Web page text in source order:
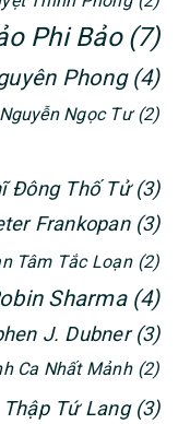
Phi Bảo (7)
Phong (4)
Nguyễn Ngọc Tư (2)
Đông Thố Tử (3)
Frankopan (3)
Tâm Tắc Loạn (2)
Sharma (4)
J. Dubner (3)
Ca Nhất Mảnh (2)
Thập Tứ Lang (3)